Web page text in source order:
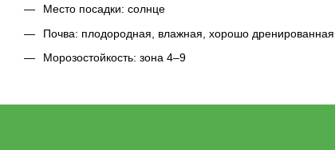
Место посадки: солнце
Почва: плодородная, влажная, хорошо дренированная
Морозостойкость: зона 4–9